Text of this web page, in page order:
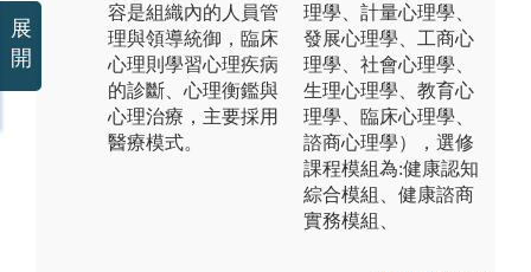
容是組織內的人員管
理與領導統御，臨床
心理則學習心理疾病
的診斷、心理衡鑑與
心理治療，主要採用
醫療模式。
理學、計量心理學、
發展心理學、工商心
理學、社會心理學、
生理心理學、教育心
理學、臨床心理學、
諮商心理學），選修
課程模組為:健康認知
綜合模組、健康諮商
實務模組、
展
開